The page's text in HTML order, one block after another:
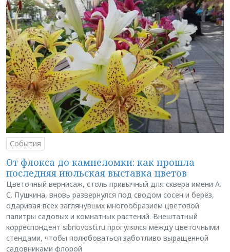
События
От флокса до камнеломки: как прошла
последняя июльская выставка цветов
Цветочный вернисаж, столь привычный для сквера имени А.
С. Пушкина, вновь развернулся под сводом сосен и берёз,
одаривая всех заглянувших многообразием цветовой
палитры садовых и комнатных растений. Внештатный
корреспондент sibnovosti.ru прогулялся между цветочными
стендами, чтобы полюбоваться заботливо выращенной
садовниками флорой